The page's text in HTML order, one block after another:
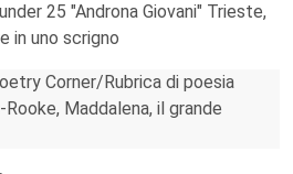
25 "Androna Giovani" Trieste,
in uno scrigno
Corner/Rubrica di poesia
Maddalena, il grande